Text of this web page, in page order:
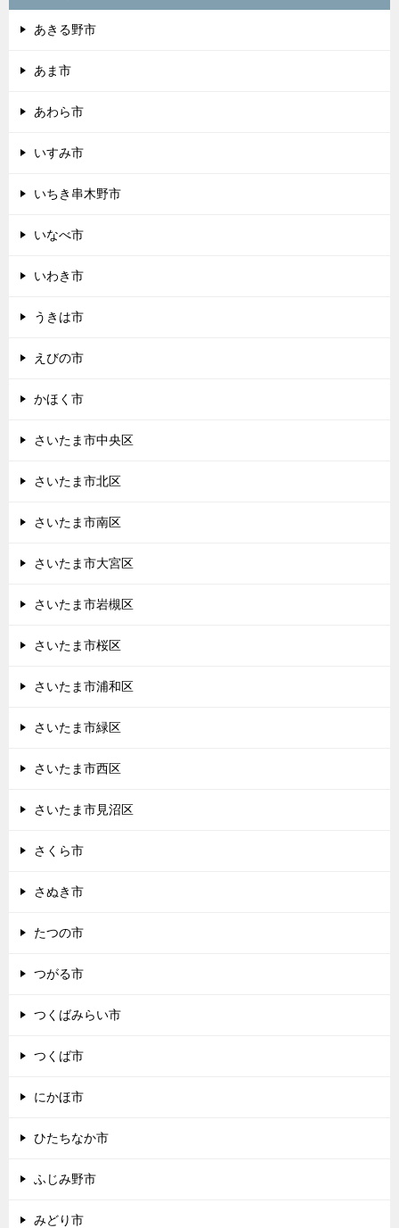
あきる野市
あま市
あわら市
いすみ市
いちき串木野市
いなべ市
いわき市
うきは市
えびの市
かほく市
さいたま市中央区
さいたま市北区
さいたま市南区
さいたま市大宮区
さいたま市岩槻区
さいたま市桜区
さいたま市浦和区
さいたま市緑区
さいたま市西区
さいたま市見沼区
さくら市
さぬき市
たつの市
つがる市
つくばみらい市
つくば市
にかほ市
ひたちなか市
ふじみ野市
みどり市